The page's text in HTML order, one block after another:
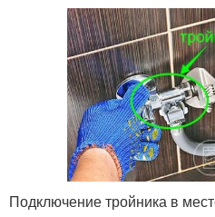
Подключение тройника в